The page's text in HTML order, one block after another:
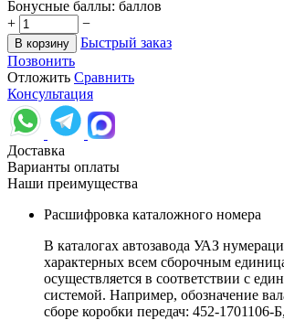
Бонусные баллы: баллов
+
−
В корзину
Быстрый заказ
Позвонить
Отложить Сравнить
Консультация
Доставка
Варианты оплаты
Наши преимущества
Расшифровка каталожного номера
В каталогах автозавода УАЗ
характерных всем сборочным
осуществляется в соответствии с
системой. Например, обозначение
сборе коробки передач: 452-1701106-